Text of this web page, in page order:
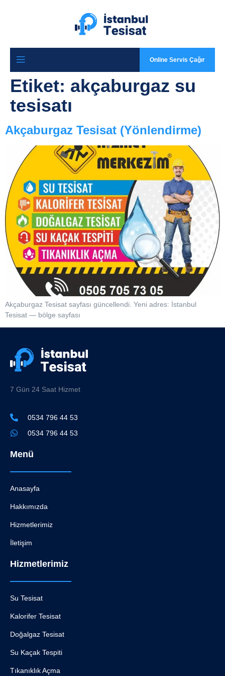
Online Servis Çağır
Etiket: akçaburgaz su
tesisatı
Akçaburgaz Tesisat (Yönlendirme)
Akçaburgaz Tesisat sayfası güncellendi. Yeni adres: İstanbul
Tesisat — bölge sayfası
7 Gün 24 Saat Hizmet
0534 796 44 53
0534 796 44 53
Menü
Anasayfa
Hakkımızda
Hizmetlerimiz
İletişim
Hizmetlerimiz
Su Tesisat
Kalorifer Tesisat
Doğalgaz Tesisat
Su Kaçak Tespiti
Tıkanıklık Açma